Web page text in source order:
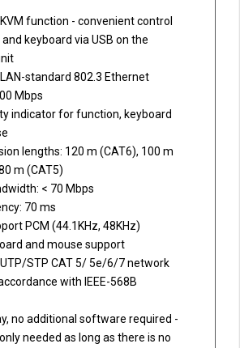
function - convenient control
keyboard via USB on the
standard 802.3 Ethernet
Mbps
indicator for function, keyboard
lengths: 120 m (CAT6), 100 m
m (CAT5)
< 70 Mbps
70 ms
PCM (44.1KHz, 48KHz)
and mouse support
STP CAT 5/ 5e/6/7 network
with IEEE-568B
no additional software required -
needed as long as there is no